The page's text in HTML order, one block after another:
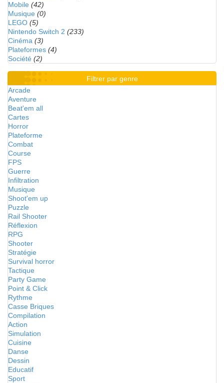
Mobile (42)
Musique (0)
LEGO (5)
Nintendo Switch 2 (233)
Cinéma (3)
Plateformes (4)
Société (2)
Filtrer par genre
Arcade
Aventure
Beat'em all
Cartes
Horror
Plateforme
Combat
Course
FPS
Guerre
Infiltration
Musique
Shoot'em up
Puzzle
Rail Shooter
Réflexion
RPG
Shooter
Stratégie
Survival horror
Tactique
Party Game
Point & Click
Rythme
Casse Briques
Compilation
Action
Simulation
Cuisine
Danse
Dessin
Educatif
Sport